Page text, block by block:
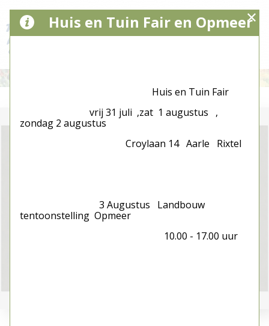
Huis en Tuin Fair en Opmeer
Huis en Tuin Fair
vrij 31 juli ,zat 1 augustus ,
zondag 2 augustus
Croylaan 14 Aarle Rixtel
3 Augustus Landbouw
tentoonstelling Opmeer
10.00 - 17.00 uur